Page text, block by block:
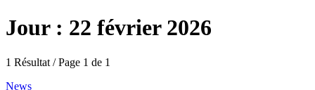
Jour : 22 février 2026
1 Résultat / Page 1 de 1
News